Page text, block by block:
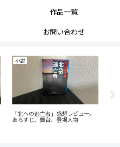
作品一覧
お問い合わせ
小説
「北への逃亡者」感想レビュー。
あらすじ、舞台、登場人物